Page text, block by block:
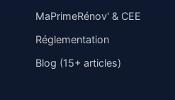
MaPrimeRénov' & CEE
Réglementation
Blog (15+ articles)